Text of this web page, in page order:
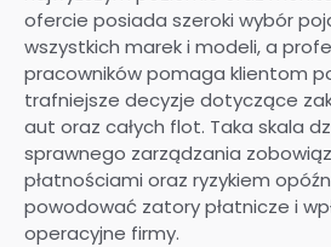
ofercie posiada szeroki wybór
wszystkich marek i modeli, a
pracowników pomaga klientom
trafniejsze decyzje dotyczące
aut oraz całych flot. Taka skala
sprawnego zarządzania
płatnościami oraz ryzykiem
powodować zatory płatnicze i
operacyjne firmy.